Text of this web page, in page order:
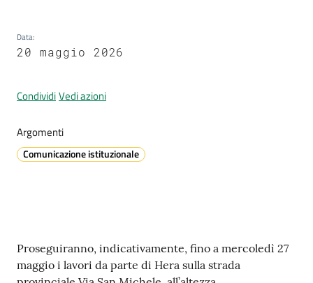
A
l
r
a
m
e
V
i
Data:
20 maggio 2026
CondividiVedi azioni
Argomenti
Comunicazione istituzionale
Contenuto
Proseguiranno, indicativamente, fino a mercoledì 27
maggio i lavori da parte di Hera sulla strada